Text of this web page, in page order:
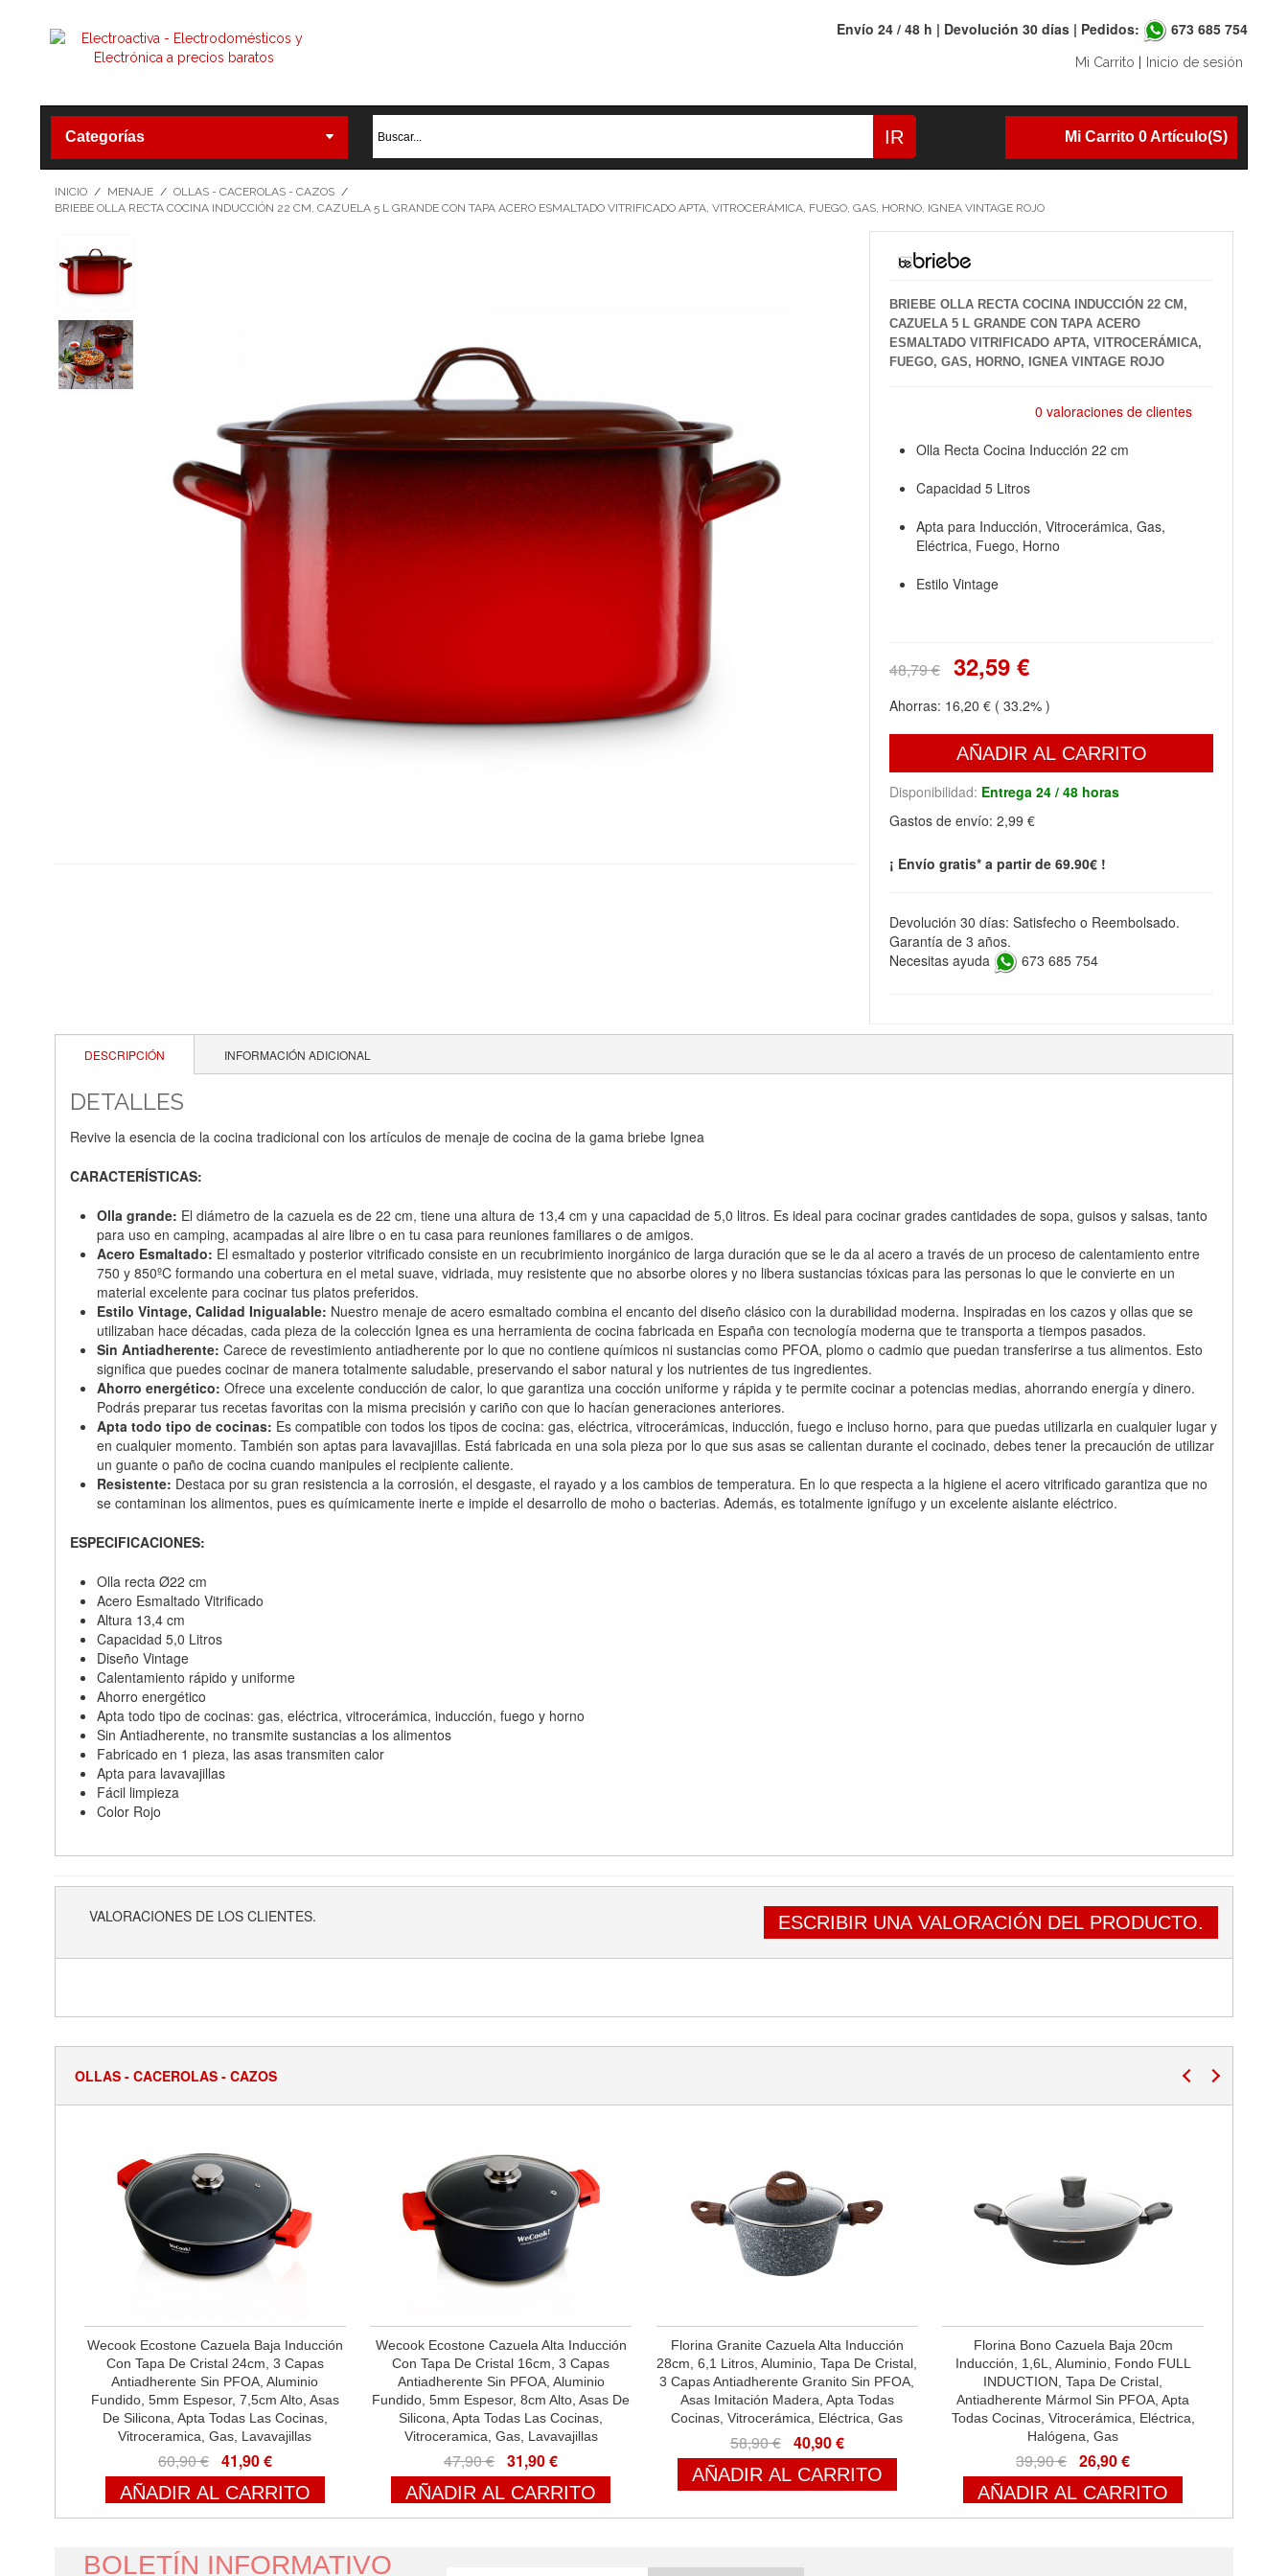
Envío 24 / 48 h | Devolución 30 días | Pedidos: 673 685 754
Mi Carrito Inicio de sesión
Categorías Mi Carrito 0 Artículo(s)
IR
INICIO / MENAJE / OLLAS - CACEROLAS - CAZOS /
BRIEBE OLLA RECTA COCINA INDUCCIÓN 22 CM, CAZUELA 5 L GRANDE CON TAPA ACERO ESMALTADO VITRIFICADO APTA, VITROCERÁMICA, FUEGO, GAS, HORNO, IGNEA VINTAGE ROJO
BRIEBE OLLA RECTA COCINA INDUCCIÓN 22 CM,
CAZUELA 5 L GRANDE CON TAPA ACERO
ESMALTADO VITRIFICADO APTA, VITROCERÁMICA,
FUEGO, GAS, HORNO, IGNEA VINTAGE ROJO
0 valoraciones de clientes
Olla Recta Cocina Inducción 22 cm
Capacidad 5 Litros
Apta para Inducción, Vitrocerámica, Gas,
Eléctrica, Fuego, Horno
Estilo Vintage
48,79 € 32,59 €
Ahorras: 16,20 € ( 33.2% )
AÑADIR AL CARRITO
Disponibilidad: Entrega 24 / 48 horas
Gastos de envío: 2,99 €
¡ Envío gratis* a partir de 69.90€ !
Devolución 30 días: Satisfecho o Reembolsado.
Garantía de 3 años.
Necesitas ayuda
673 685 754
DESCRIPCIÓN INFORMACIÓN ADICIONAL
DETALLES
Revive la esencia de la cocina tradicional con los artículos de menaje de cocina de la gama briebe Ignea
CARACTERÍSTICAS:
Olla grande: El diámetro de la cazuela es de 22 cm, tiene una altura de 13,4 cm y una capacidad de 5,0 litros. Es ideal para cocinar grades cantidades de sopa, guisos y salsas, tanto
para uso en camping, acampadas al aire libre o en tu casa para reuniones familiares o de amigos.
Acero Esmaltado: El esmaltado y posterior vitrificado consiste en un recubrimiento inorgánico de larga duración que se le da al acero a través de un proceso de calentamiento entre
750 y 850ºC formando una cobertura en el metal suave, vidriada, muy resistente que no absorbe olores y no libera sustancias tóxicas para las personas lo que le convierte en un
material excelente para cocinar tus platos preferidos.
Estilo Vintage, Calidad Inigualable: Nuestro menaje de acero esmaltado combina el encanto del diseño clásico con la durabilidad moderna. Inspiradas en los cazos y ollas que se
utilizaban hace décadas, cada pieza de la colección Ignea es una herramienta de cocina fabricada en España con tecnología moderna que te transporta a tiempos pasados.
Sin Antiadherente: Carece de revestimiento antiadherente por lo que no contiene químicos ni sustancias como PFOA, plomo o cadmio que puedan transferirse a tus alimentos. Esto
significa que puedes cocinar de manera totalmente saludable, preservando el sabor natural y los nutrientes de tus ingredientes.
Ahorro energético: Ofrece una excelente conducción de calor, lo que garantiza una cocción uniforme y rápida y te permite cocinar a potencias medias, ahorrando energía y dinero.
Podrás preparar tus recetas favoritas con la misma precisión y cariño con que lo hacían generaciones anteriores.
Apta todo tipo de cocinas: Es compatible con todos los tipos de cocina: gas, eléctrica, vitrocerámicas, inducción, fuego e incluso horno, para que puedas utilizarla en cualquier lugar y
en cualquier momento. También son aptas para lavavajillas. Está fabricada en una sola pieza por lo que sus asas se calientan durante el cocinado, debes tener la precaución de utilizar
un guante o paño de cocina cuando manipules el recipiente caliente.
Resistente: Destaca por su gran resistencia a la corrosión, el desgaste, el rayado y a los cambios de temperatura. En lo que respecta a la higiene el acero vitrificado garantiza que no
se contaminan los alimentos, pues es químicamente inerte e impide el desarrollo de moho o bacterias. Además, es totalmente ignífugo y un excelente aislante eléctrico.
ESPECIFICACIONES:
Olla recta Ø22 cm
Acero Esmaltado Vitrificado
Altura 13,4 cm
Capacidad 5,0 Litros
Diseño Vintage
Calentamiento rápido y uniforme
Ahorro energético
Apta todo tipo de cocinas: gas, eléctrica, vitrocerámica, inducción, fuego y horno
Sin Antiadherente, no transmite sustancias a los alimentos
Fabricado en 1 pieza, las asas transmiten calor
Apta para lavavajillas
Fácil limpieza
Color Rojo
VALORACIONES DE LOS CLIENTES. ESCRIBIR UNA VALORACIÓN DEL PRODUCTO.
OLLAS - CACEROLAS - CAZOS
Wecook Ecostone Cazuela Baja Inducción
Con Tapa De Cristal 24cm, 3 Capas
Antiadherente Sin PFOA, Aluminio
Fundido, 5mm Espesor, 7,5cm Alto, Asas
De Silicona, Apta Todas Las Cocinas,
Vitroceramica, Gas, Lavavajillas
60,90 € 41,90 €
AÑADIR AL CARRITO
Wecook Ecostone Cazuela Alta Inducción
Con Tapa De Cristal 16cm, 3 Capas
Antiadherente Sin PFOA, Aluminio
Fundido, 5mm Espesor, 8cm Alto, Asas De
Silicona, Apta Todas Las Cocinas,
Vitroceramica, Gas, Lavavajillas
47,90 € 31,90 €
AÑADIR AL CARRITO
Florina Granite Cazuela Alta Inducción
28cm, 6,1 Litros, Aluminio, Tapa De Cristal,
3 Capas Antiadherente Granito Sin PFOA,
Asas Imitación Madera, Apta Todas
Cocinas, Vitrocerámica, Eléctrica, Gas
58,90 € 40,90 €
AÑADIR AL CARRITO
Florina Bono Cazuela Baja 20cm
Inducción, 1,6L, Aluminio, Fondo FULL
INDUCTION, Tapa De Cristal,
Antiadherente Mármol Sin PFOA, Apta
Todas Cocinas, Vitrocerámica, Eléctrica,
Halógena, Gas
39,90 € 26,90 €
AÑADIR AL CARRITO
BOLETÍN INFORMATIVO